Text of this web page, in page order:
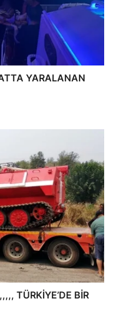
YARALANAN
TÜRKİYE’DE BİR